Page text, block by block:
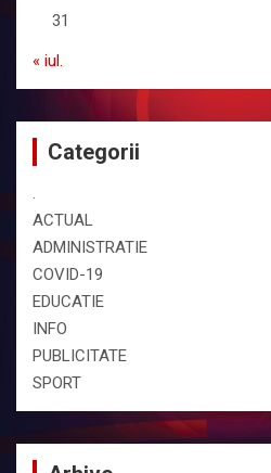
31
« iul.
Categorii
.
ACTUAL
ADMINISTRATIE
COVID-19
EDUCATIE
INFO
PUBLICITATE
SPORT